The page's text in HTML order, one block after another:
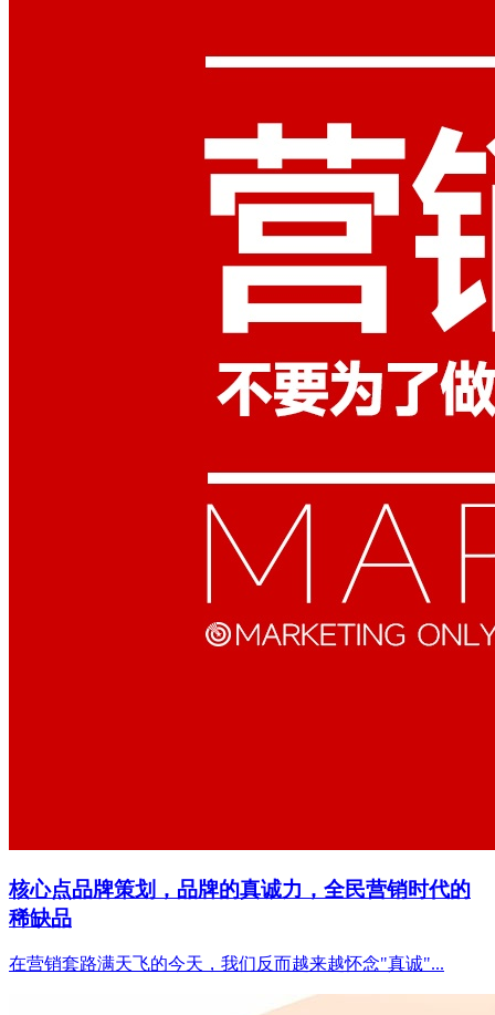
核心点品牌策划，品牌的真诚力，全民营销时代的
稀缺品
在营销套路满天飞的今天，我们反而越来越怀念"真诚"...